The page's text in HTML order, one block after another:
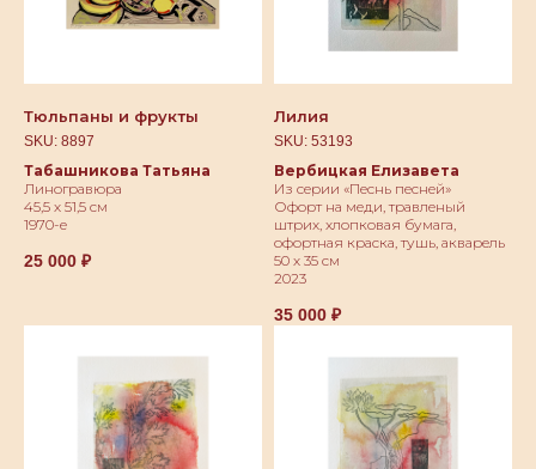
Тюльпаны и фрукты
SKU: 8897
Табашникова Татьяна
Линогравюра
45,5 х 51,5 см
1970-е
25 000 ₽
Лилия
SKU: 53193
Вербицкая Елизавета
Из серии «Песнь песней»
Офорт на меди, травленый
штрих, хлопковая бумага,
офортная краска, тушь, акварель
50 х 35 см
2023
35 000 ₽